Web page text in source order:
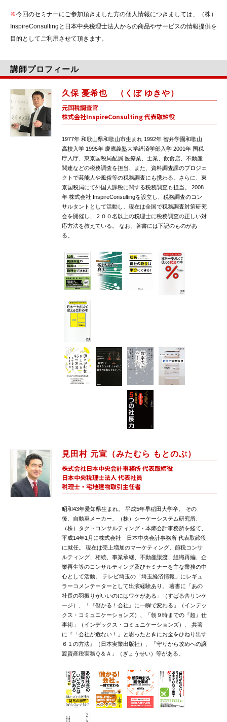
※今回のセミナーにご参加頂きました方の個人情報につきましては、（株）
InspireConsultingと日本中央税理士法人からの商品やサービスの情報提供を
目的としてご利用させて頂きます。
講師プロフィール
久保 憂希也 （くぼ ゆきや）
元国税調査官
株式会社InspireConsulting 代表取締役
1977年 和歌山県和歌山市生まれ 1992年 智弁学園和歌山
高校入学 1995年 慶應義塾大学経済学部入学 2001年 国税
庁入庁、東京国税局配属 医療業、士業、飲食店、不動産
関連などの税務調査を担当、また、資料調査課のプロジェ
クトで芸能人や風俗等の税務調査にも携わる。さらに、東
京国税局にて外国人課税に関する税務調査も担当。 2008
年 株式会社 InspireConsultingを設立し、税務調査のコン
サルタントとして活動し、現在は全国で税務調査対策研究
会を開催し、２００名以上の税理士に税務調査の正しい対
応方法を教えている。 なお、著書には下記のものがあ
る。
見田村 元宣（みたむら もとのぶ）
株式会社日本中央会計事務所 代表取締役
日本中央税理士法人 代表社員
税理士・宅地建物取引主任者
昭和43年愛知県生まれ。 平成5年早稲田大学卒。 その
後、自動車メーカー、（株）シーケーシステム研究所、
（株）タクトコンサルティング・本郷会計事務所を経て、
平成14年1月に株式会社 日本中央会計事務所 代表取締役
に就任。 現在は売上増加のマーケティング、節税コンサ
ルティング、相続、事業承継、不動産譲渡、組織再編、企
業再生等のコンサルティング及びセミナーを主な業務の中
心として活動。 テレビ埼玉の「埼玉経済情報」にレギュ
ラーコメンテーターとして出演経験あり。 著書に「あの
社長の羽振りがいいのにはワケがある」（すばる舎リンケ
ージ）、「『儲かる！会社』に一瞬で変わる」（インデッ
クス・コミュニケーションズ）、「朝９時までの『超』仕
事術」（インデックス・コミュニケーションズ）、 共著
に『「会社が危ない！」と思ったときにお金をひねり出す
６１の方法』（日本実業出版社）、「守りから攻めへの譲
渡資産税実務Ｑ＆Ａ」（ぎょうせい）等がある。